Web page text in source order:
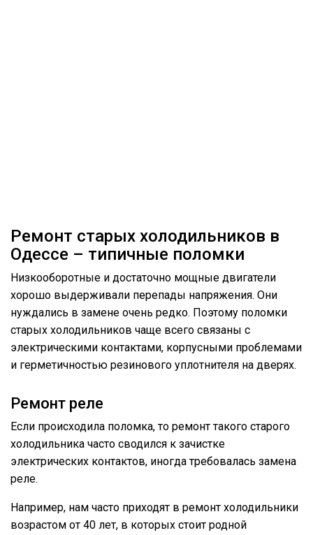
Ремонт старых холодильников в
Одессе – типичные поломки
Низкооборотные и достаточно мощные двигатели
хорошо выдерживали перепады напряжения. Они
нуждались в замене очень редко. Поэтому поломки
старых холодильников чаще всего связаны с
электрическими контактами, корпусными проблемами
и герметичностью резинового уплотнителя на дверях.
Ремонт реле
Если происходила поломка, то ремонт такого старого
холодильника часто сводился к зачистке
электрических контактов, иногда требовалась замена
реле.
Например, нам часто приходят в ремонт холодильники
возрастом от 40 лет, в которых стоит родной